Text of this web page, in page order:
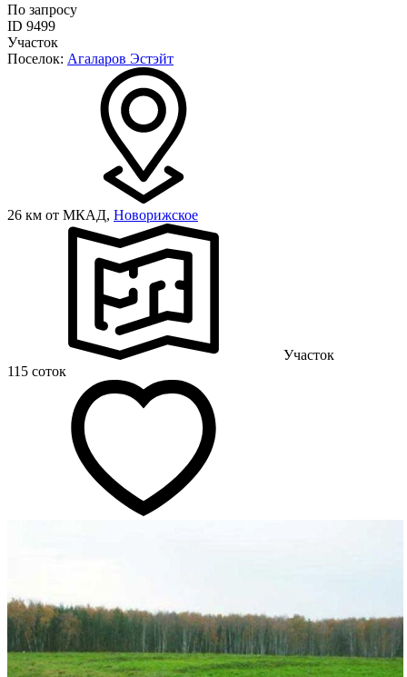
По запросу
ID 9499
Участок
Поселок: Агаларов Эстэйт
26 км от МКАД, Новорижское
Участок
115 соток